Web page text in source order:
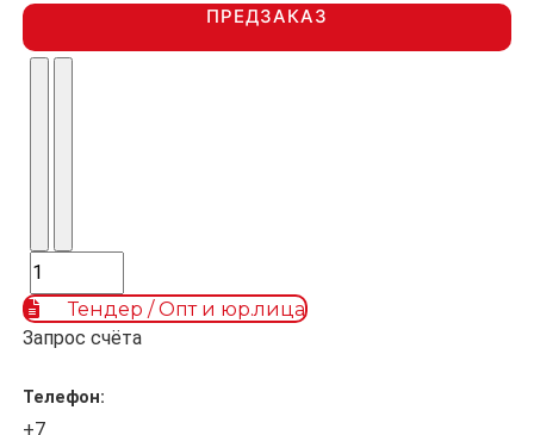
ПРЕДЗАКАЗ
Тендер / Опт и юр.лица
Запрос счёта
Телефон: